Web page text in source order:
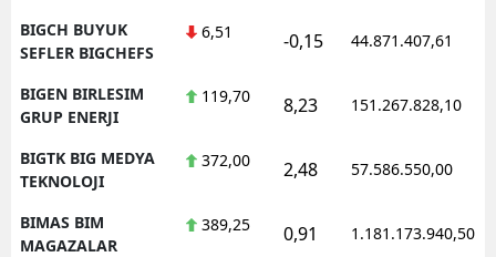
BIGCH BUYUK
SEFLER BIGCHEFS
6,51 -0,15 44.871.407,61
BIGEN BIRLESIM
GRUP ENERJI
119,70 8,23 151.267.828,10
BIGTK BIG MEDYA
TEKNOLOJI
372,00 2,48 57.586.550,00
BIMAS BIM
MAGAZALAR
389,25 0,91 1.181.173.940,50